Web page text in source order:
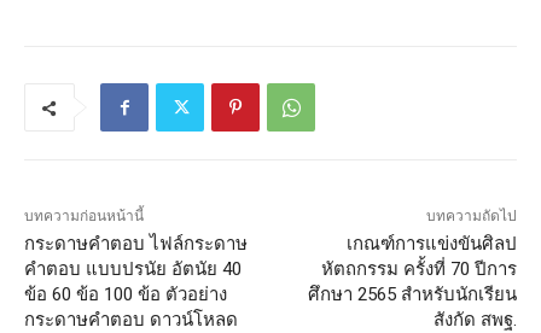
บทความก่อนหน้านี้
กระดาษคำตอบ ไฟล์กระดาษ
คำตอบ แบบปรนัย อัตนัย 40
ข้อ 60 ข้อ 100 ข้อ ตัวอย่าง
กระดาษคำตอบ ดาวน์โหลด
บทความถัดไป
เกณฑ์การแข่งขันศิลป
หัตถกรรม ครั้งที่ 70 ปีการ
ศึกษา 2565 สำหรับนักเรียน
สังกัด สพฐ.